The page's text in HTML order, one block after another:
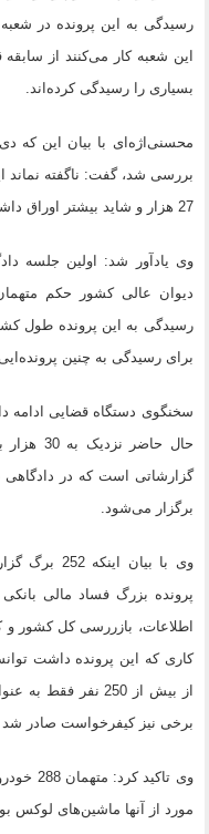
این شعبه کار می‌کنند از سابقه
بسیاری را رسیدگی کرده‌اند.
محسنی‌اژه‌ای با بیان این که
27 هزار و شاید بیشتر اوراق داشت.
دیوان عالی کشور حکم
رسیدگی به این پرونده طول
برای رسیدگی به چنین
سخنگوی دستگاه قضایی ادامه
برگزار می‌شود.
وی با
پرونده بزرگ فساد مالی
کاری که این پرونده داشت
از بیش از 250 نفر
برخی نیز کیفرخواست صادر شد و
مورد از آنها ماشین‌های لوکس